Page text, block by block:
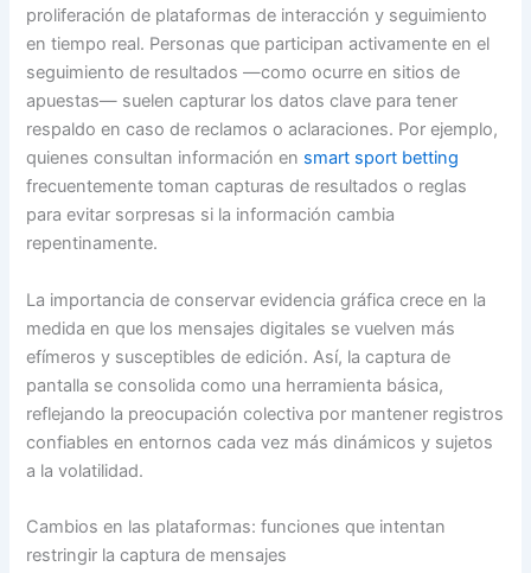
proliferación de plataformas de interacción y seguimiento
en tiempo real. Personas que participan activamente en el
seguimiento de resultados —como ocurre en sitios de
apuestas— suelen capturar los datos clave para tener
respaldo en caso de reclamos o aclaraciones. Por ejemplo,
quienes consultan información en smart sport betting
frecuentemente toman capturas de resultados o reglas
para evitar sorpresas si la información cambia
repentinamente.
La importancia de conservar evidencia gráfica crece en la
medida en que los mensajes digitales se vuelven más
efímeros y susceptibles de edición. Así, la captura de
pantalla se consolida como una herramienta básica,
reflejando la preocupación colectiva por mantener registros
confiables en entornos cada vez más dinámicos y sujetos
a la volatilidad.
Cambios en las plataformas: funciones que intentan
restringir la captura de mensajes